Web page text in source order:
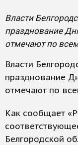
Власти
празднование
отмечают по
Власти
празднование
отмечают по
Как сообщает
Белгородской